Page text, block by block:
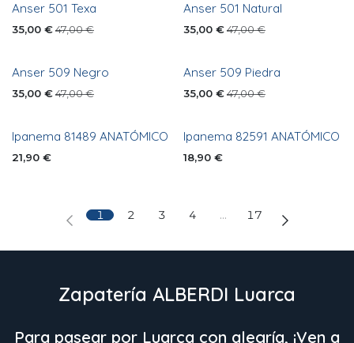
Anser 501 Texa
35,00 €47,00€
Anser 501 Natural
35,00€47,00€
Anser 509 Negro
35,00 €47,00€
Anser 509 Piedra
35,00€47,00€
Ipanema 81489 ANATÓMICO
21,90 €
Ipanema 82591 ANATÓMICO
18,90€
1 2 3 4 … 17
Zapatería ALBERDI Luarca
Para pasear por Luarca con alegría, ¡Ven a